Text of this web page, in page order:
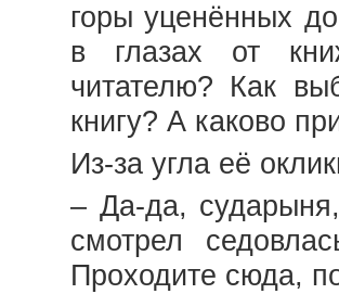
горы уценённых
в глазах от
читателю? Как
книгу? А каково
Из-за угла её
– Да-да,
смотрел
Проходите сюда,